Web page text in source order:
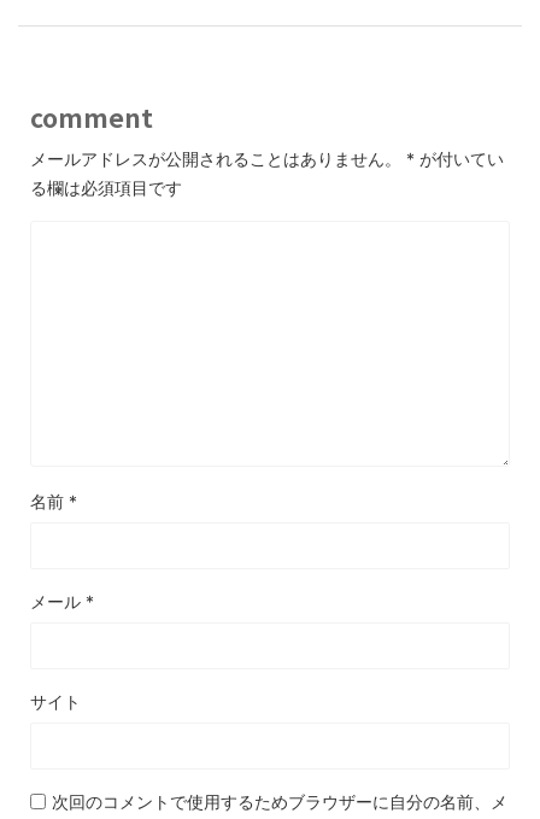
comment
メールアドレスが公開されることはありません。 * が付いてい
る欄は必須項目です
名前 *
メール *
サイト
次回のコメントで使用するためブラウザーに自分の名前、メ